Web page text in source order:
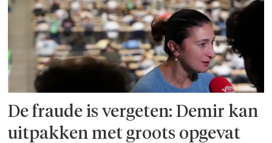
De fraude is vergeten: Demir kan
uitpakken met groots opgevat